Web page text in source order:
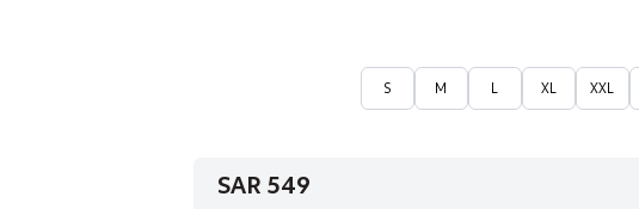
XXL
XL
L
M
S
549 SAR